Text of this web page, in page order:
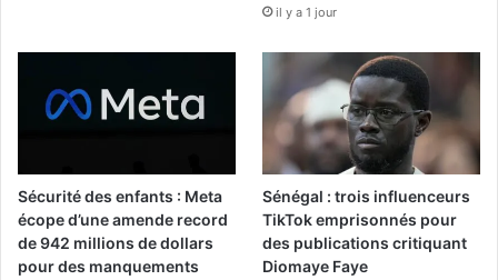
il y a 1 jour
Sécurité des enfants : Meta
écope d’une amende record
de 942 millions de dollars
pour des manquements
Sénégal : trois influenceurs
TikTok emprisonnés pour
des publications critiquant
Diomaye Faye